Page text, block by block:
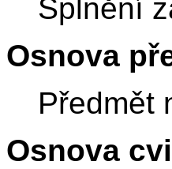
Splnění
Osnova
Předmět
Osnova